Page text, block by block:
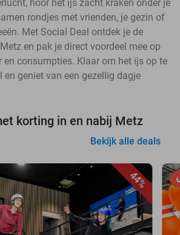
hoor het ijs zacht kraken onder je
rondjes met vrienden, je gezin of
Met Social Deal ontdek je de
en pak je direct voordeel mee op
en consumpties. Klaar om het ijs op te
en geniet van een gezellig dagje
korting in en nabij Metz
Bekijk alle deals
44%